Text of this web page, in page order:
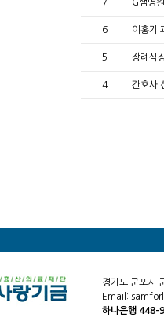
7 G샘병
6 이홍기
5 장례식
4 간호사
경기도 군포시
Email:
하나은행 448-